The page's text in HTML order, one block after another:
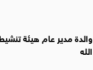
والدة مدير عام هيئة
الله